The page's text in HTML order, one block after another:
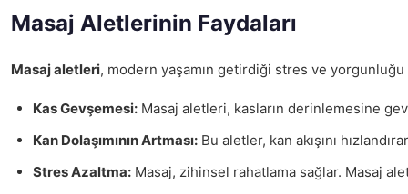
Masaj Aletlerinin Faydaları
Masaj aletleri, modern yaşamın getirdiği stres ve yorgunluğu
Kas Gevşemesi: Masaj aletleri, kasların derinlemesine
Kan Dolaşımının Artması: Bu aletler, kan akışını
Stres Azaltma: Masaj, zihinsel rahatlama sağlar. Masaj